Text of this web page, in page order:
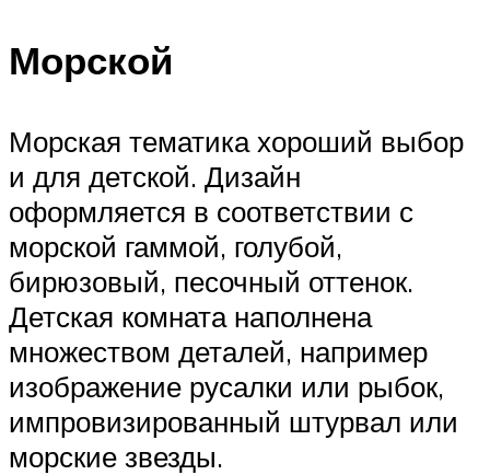
Морской
Морская тематика хороший выбор
и для детской. Дизайн
оформляется в соответствии с
морской гаммой, голубой,
бирюзовый, песочный оттенок.
Детская комната наполнена
множеством деталей, например
изображение русалки или рыбок,
импровизированный штурвал или
морские звезды.